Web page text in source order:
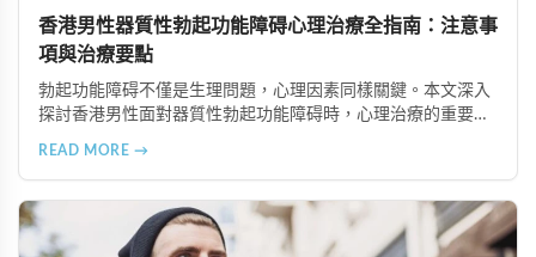
香港男性器質性勃起功能障碍心理治療全指南：注意事
項與治療要點
勃起功能障碍不僅是生理問題，心理因素同樣關鍵。本文深入
探討香港男性面對器質性勃起功能障碍時，心理治療的重要注
者更好地恢復性功能健康。
READ MORE →